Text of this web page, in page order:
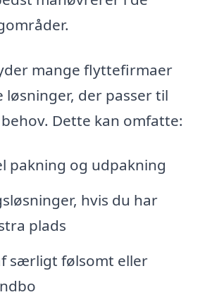
mange flyttefirmaer
der passer til
Dette kan omfatte:
pakning og udpakning
hvis du har
plads
særligt følsomt eller